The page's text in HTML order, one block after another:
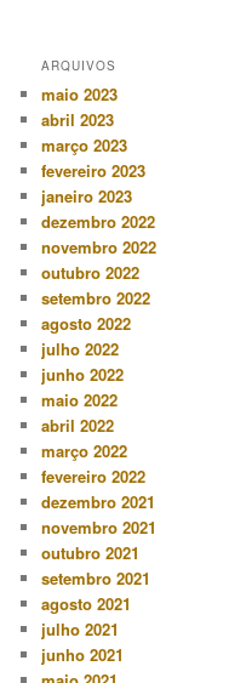
ARQUIVOS
maio 2023
abril 2023
março 2023
fevereiro 2023
janeiro 2023
dezembro 2022
novembro 2022
outubro 2022
setembro 2022
agosto 2022
julho 2022
junho 2022
maio 2022
abril 2022
março 2022
fevereiro 2022
dezembro 2021
novembro 2021
outubro 2021
setembro 2021
agosto 2021
julho 2021
junho 2021